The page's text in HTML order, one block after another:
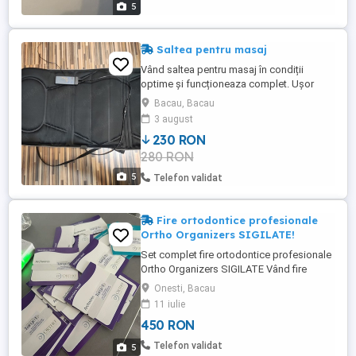
5
5
Saltea pentru masaj
Vând saltea pentru masaj în condiții
optime și funcționeaza complet. Ușor
pliabilă și de transportat
Bacau, Bacau
3 august
230 RON
280 RON
Telefon validat
5
Fire ortodontice profesionale
Ortho Organizers SIGILATE!
Set complet fire ortodontice profesionale
Ortho Organizers SIGILATE Vând fire
ortodontice originale marca Ortho
Organizers (calitate premium), utilizate în
tratamente ortodontice profesionale.
Conținut: 14 seturi fire Stainless Steel
(arcadă inferioară) 2 seturi fire NiTi (Nickel
Onesti, Bacau
11 iulie
450 RON
Telefon validat